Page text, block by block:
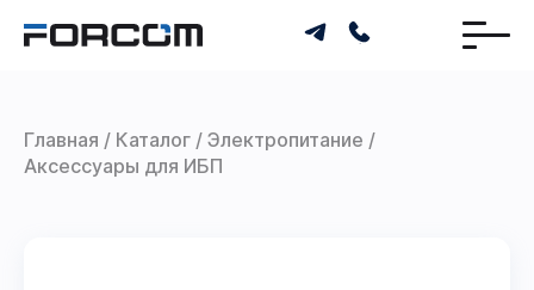
Главная Каталог
Электропитание
Аксессуары для ИБП